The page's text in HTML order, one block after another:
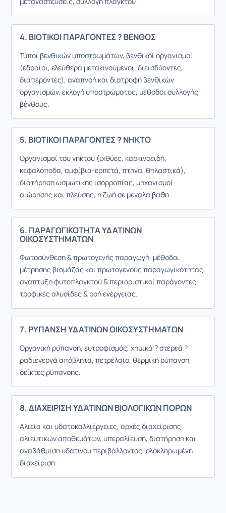
4. ΒΙΟΤΙΚΟΙ ΠΑΡΑΓΟΝΤΕΣ ? ΒΕΝΘΟΣ
Τύποι βενθικών υποστρωμάτων, βενθικοί οργανισμοί
(εδραίοι, ελεύθερα μετακινούμενοι, διεισδύοντες,
διαπερόντες), αναπνοή και διατροφή βενθικών
οργανισμών, εκλογή υποστρώματος, μέθοδοι συλλογής
βένθους.
5. ΒΙΟΤΙΚΟΙ ΠΑΡΑΓΟΝΤΕΣ ? ΝΗΚΤΟ
Οργανισμοί του νηκτού (ιχθύες, καρκινοειδή,
κεφαλόποδα, αμφίβια-ερπετά, πτηνά, θηλαστικά),
διατήρηση ωσμωτικής ισορροπίας, μηχανισμοί
αιώρησης και πλεύσης, η ζωή σε μεγάλα βάθη.
6. ΠΑΡΑΓΩΓΙΚΟΤΗΤΑ ΥΔΑΤΙΝΩΝ
ΟΙΚΟΣΥΣΤΗΜΑΤΩΝ
Φωτοσύνθεση & πρωτογενής παραγωγή, μέθοδοι
μέτρησης βιομάζας και πρωτογενούς παραγωγικότητας,
ανάπτυξη φυτοπλαγκτού & περιοριστικοί παράγοντες,
τροφικές αλυσίδες & ροή ενέργειας.
7. ΡΥΠΑΝΣΗ ΥΔΑΤΙΝΩΝ ΟΙΚΟΣΥΣΤΗΜΑΤΩΝ
Οργανική ρύπανση, ευτροφισμός, χημικά ? στερεά ?
ραδιενεργά απόβλητα, πετρέλαιο, θερμική ρύπανση,
δείκτες ρύπανσης.
8. ΔΙΑΧΕΙΡΙΣΗ ΥΔΑΤΙΝΩΝ ΒΙΟΛΟΓΙΚΩΝ ΠΟΡΩΝ
Αλιεία και υδατοκαλλιέργειες, αρχές διαχείρισης
αλιευτικών αποθεμάτων, υπεραλίευση, διατήρηση και
αναβάθμιση υδάτινου περιβάλλοντος, ολοκληρωμένη
διαχείριση.